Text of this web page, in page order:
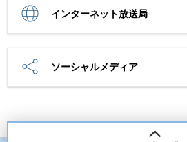
インターネット放送局
ソーシャルメディア